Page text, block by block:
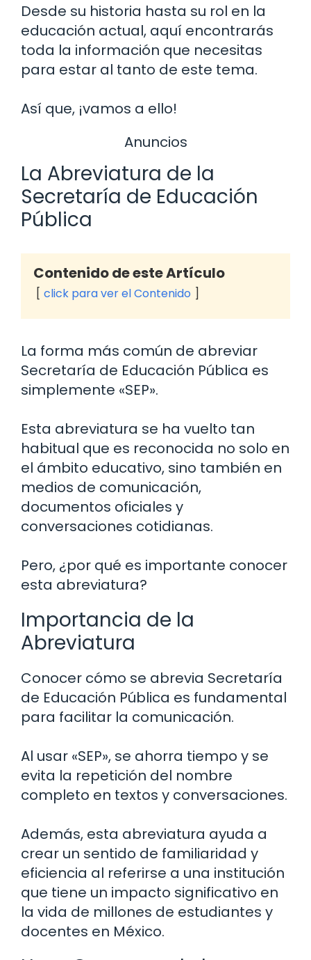
Desde su historia hasta su rol en la
educación actual, aquí encontrarás
toda la información que necesitas
para estar al tanto de este tema.
Así que, ¡vamos a ello!
Anuncios
La Abreviatura de la
Secretaría de Educación
Pública
Contenido de este Artículo
click para ver el Contenido
La forma más común de abreviar
Secretaría de Educación Pública es
simplemente «SEP».
Esta abreviatura se ha vuelto tan
habitual que es reconocida no solo en
el ámbito educativo, sino también en
medios de comunicación,
documentos oficiales y
conversaciones cotidianas.
Pero, ¿por qué es importante conocer
esta abreviatura?
Importancia de la
Abreviatura
Conocer cómo se abrevia Secretaría
de Educación Pública es fundamental
para facilitar la comunicación.
Al usar «SEP», se ahorra tiempo y se
evita la repetición del nombre
completo en textos y conversaciones.
Además, esta abreviatura ayuda a
crear un sentido de familiaridad y
eficiencia al referirse a una institución
que tiene un impacto significativo en
la vida de millones de estudiantes y
docentes en México.